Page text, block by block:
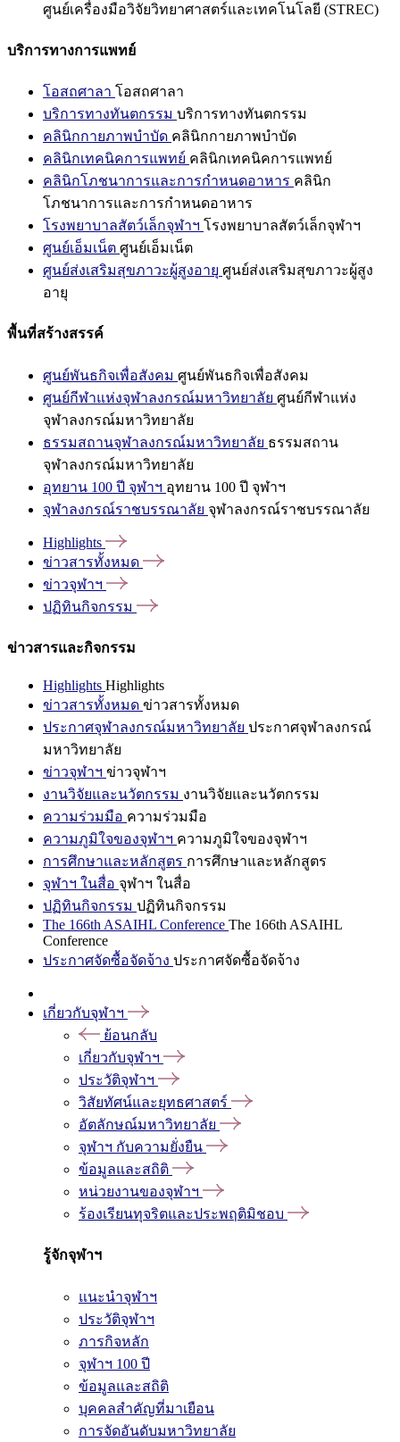
ศูนย์เครื่องมือวิจัยวิทยาศาสตร์และเทคโนโลยี (STREC)
บริการทางการแพทย์
โอสถศาลา โอสถศาลา
บริการทางทันตกรรม บริการทางทันตกรรม
คลินิกกายภาพบำบัด คลินิกกายภาพบำบัด
คลินิกเทคนิคการแพทย์ คลินิกเทคนิคการแพทย์
คลินิกโภชนาการและการกำหนดอาหาร คลินิก
โภชนาการและการกำหนดอาหาร
โรงพยาบาลสัตว์เล็กจุฬาฯ โรงพยาบาลสัตว์เล็กจุฬาฯ
ศูนย์เอ็มเน็ต ศูนย์เอ็มเน็ต
ศูนย์ส่งเสริมสุขภาวะผู้สูงอายุ ศูนย์ส่งเสริมสุขภาวะผู้สูง
อายุ
พื้นที่สร้างสรรค์
ศูนย์พันธกิจเพื่อสังคม ศูนย์พันธกิจเพื่อสังคม
ศูนย์กีฬาแห่งจุฬาลงกรณ์มหาวิทยาลัย ศูนย์กีฬาแห่ง
จุฬาลงกรณ์มหาวิทยาลัย
ธรรมสถานจุฬาลงกรณ์มหาวิทยาลัย ธรรมสถาน
จุฬาลงกรณ์มหาวิทยาลัย
อุทยาน 100 ปี จุฬาฯ อุทยาน 100 ปี จุฬาฯ
จุฬาลงกรณ์ราชบรรณาลัย จุฬาลงกรณ์ราชบรรณาลัย
Highlights
ข่าวสารทั้งหมด
ข่าวจุฬาฯ
ปฏิทินกิจกรรม
ข่าวสารและกิจกรรม
Highlights Highlights
ข่าวสารทั้งหมด ข่าวสารทั้งหมด
ประกาศจุฬาลงกรณ์มหาวิทยาลัย ประกาศจุฬาลงกรณ์
มหาวิทยาลัย
ข่าวจุฬาฯ ข่าวจุฬาฯ
งานวิจัยและนวัตกรรม งานวิจัยและนวัตกรรม
ความร่วมมือ ความร่วมมือ
ความภูมิใจของจุฬาฯ ความภูมิใจของจุฬาฯ
การศึกษาและหลักสูตร การศึกษาและหลักสูตร
จุฬาฯ ในสื่อ จุฬาฯ ในสื่อ
ปฏิทินกิจกรรม ปฏิทินกิจกรรม
The 166th ASAIHL Conference The 166th ASAIHL
Conference
ประกาศจัดซื้อจัดจ้าง ประกาศจัดซื้อจัดจ้าง
เกี่ยวกับจุฬาฯ
ย้อนกลับ
เกี่ยวกับจุฬาฯ
ประวัติจุฬาฯ
วิสัยทัศน์และยุทธศาสตร์
อัตลักษณ์มหาวิทยาลัย
จุฬาฯ กับความยั่งยืน
ข้อมูลและสถิติ
หน่วยงานของจุฬาฯ
ร้องเรียนทุจริตและประพฤติมิชอบ
รู้จักจุฬาฯ
แนะนำจุฬาฯ
ประวัติจุฬาฯ
ภารกิจหลัก
จุฬาฯ 100 ปี
ข้อมูลและสถิติ
บุคคลสำคัญที่มาเยือน
การจัดอันดับมหาวิทยาลัย